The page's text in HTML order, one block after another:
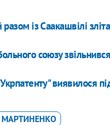
із Саакашвілі
союзу
виявилося